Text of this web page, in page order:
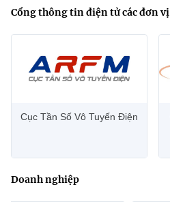
Cổng thông tin điện tử các đơn
Cục Tần Số Vô Tuyến Điện
Doanh nghiệp